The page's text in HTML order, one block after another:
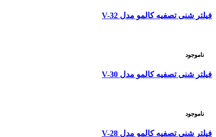
فیلتر شنی تصفیه کالمو مدل V-32
ناموجود
فیلتر شنی تصفیه کالمو مدل V-30
ناموجود
فیلتر شنی تصفیه کالمو مدل V-28